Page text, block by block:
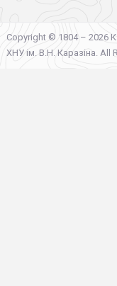
Copyright © 1804 – 2026
ХНУ ім. В.Н. Каразіна. All